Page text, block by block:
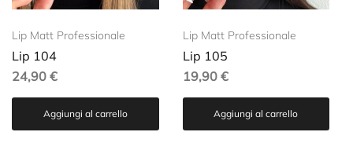
Lip Matt Professionale
Lip 104
24,90 €
Aggiungi al carrello
Lip Matt Professionale
Lip 105
19,90 €
Aggiungi al carrello